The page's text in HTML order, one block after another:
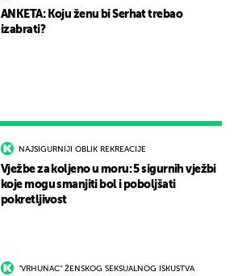
NAJSIGURNIJI OBLIK REKREACIJE
Vježbe za koljeno u moru: 5 sigurnih vježbi
koje mogu smanjiti bol i poboljšati
pokretljivost
"VRHUNAC" ŽENSKOG SEKSUALNOG ISKUSTVA
ANKETA: Koju ženu bi Serhat trebao
izabrati?